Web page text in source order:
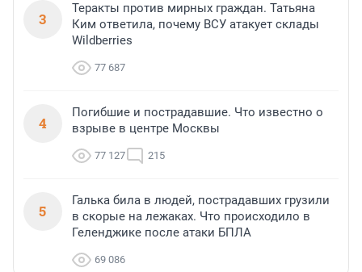
3
Теракты против мирных граждан. Татьяна
Ким ответила, почему ВСУ атакует склады
Wildberries
77 687
4
Погибшие и пострадавшие. Что известно о
взрыве в центре Москвы
77 127 215
5
Галька била в людей, пострадавших грузили
в скорые на лежаках. Что происходило в
Геленджике после атаки БПЛА
69 086